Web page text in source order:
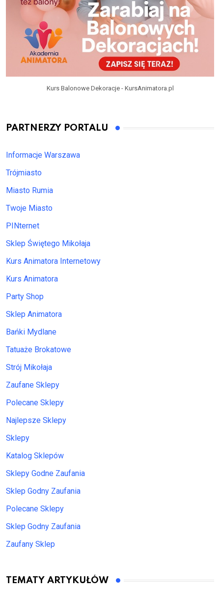
Kurs Balonowe Dekoracje - KursAnimatora.pl
PARTNERZY PORTALU
Informacje Warszawa
Trójmiasto
Miasto Rumia
Twoje Miasto
PINternet
Sklep Świętego Mikołaja
Kurs Animatora Internetowy
Kurs Animatora
Party Shop
Sklep Animatora
Bańki Mydlane
Tatuaże Brokatowe
Strój Mikołaja
Zaufane Sklepy
Polecane Sklepy
Najlepsze Sklepy
Sklepy
Katalog Sklepów
Sklepy Godne Zaufania
Sklep Godny Zaufania
Polecane Sklepy
Sklep Godny Zaufania
Zaufany Sklep
TEMATY ARTYKUŁÓW